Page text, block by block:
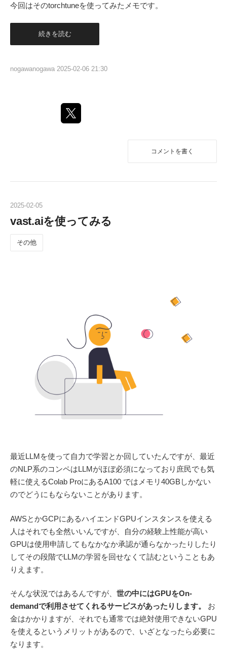
今回はそのtorchtuneを使ってみたメモです。
続きを読む
nogawanogawa 2025-02-06 21:30
コメントを書く
2025-02-05
vast.aiを使ってみる
その他
最近LLMを使って自力で学習とか回していたんですが、最近
のNLP系のコンペはLLMがほぼ必須になっており庶民でも気
軽に使えるColab ProにあるA100 ではメモリ40GBしかない
のでどうにもならないことがあります。
AWSとかGCPにあるハイエンドGPUインスタンスを使える
人はそれでも全然いいんですが、自分の経験上性能が高い
GPUは使用申請してもなかなか承認が通らなかったりしたり
してその段階でLLMの学習を回せなくて詰むということもあ
りえます。
そんな状況ではあるんですが、 世の中にはGPUをOn-
demandで利用させてくれるサービスがあったりします。
お
金はかかりますが、それでも通常では絶対使用できないGPU
を使えるというメリットがあるので、いざとなったら必要に
なります。